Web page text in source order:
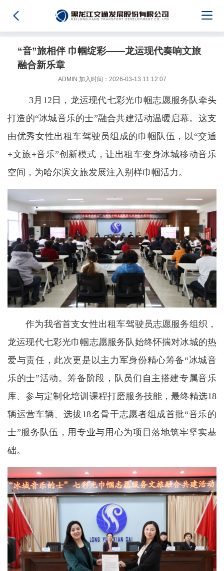
“音”旅相伴 巾帼绽彩——龙运现代奏响文旅
融合新乐章
ADMIN 加入时间：2026-03-13 11:12:07
3月12日，龙运现代七彩光巾帼志愿服务队牵头
打造的“冰城音乐的士”融合共建活动温暖启幕。这支
由优秀女性出租车驾驶员组成的巾帼队伍，以“交通
+文旅+音乐”创新模式，让出租车变身冰城移动音乐
空间，为哈尔滨文旅发展注入别样巾帼活力。
作为我省首支女性出租车驾驶员志愿服务组织，
龙运现代七彩光巾帼志愿服务队始终怀揣对冰城的热
爱与责任，此次更是以主力军身份精心筹备“冰城音
乐的士”活动。筹备阶段，队员们自主搭建专属音乐
库、参与定制化培训课程打磨服务技能，最终精选18
辆运营车辆、选拔18名骨干志愿者组成首批“音乐的
士”服务队伍，用专业与用心为项目落地筑牢坚实基
础。